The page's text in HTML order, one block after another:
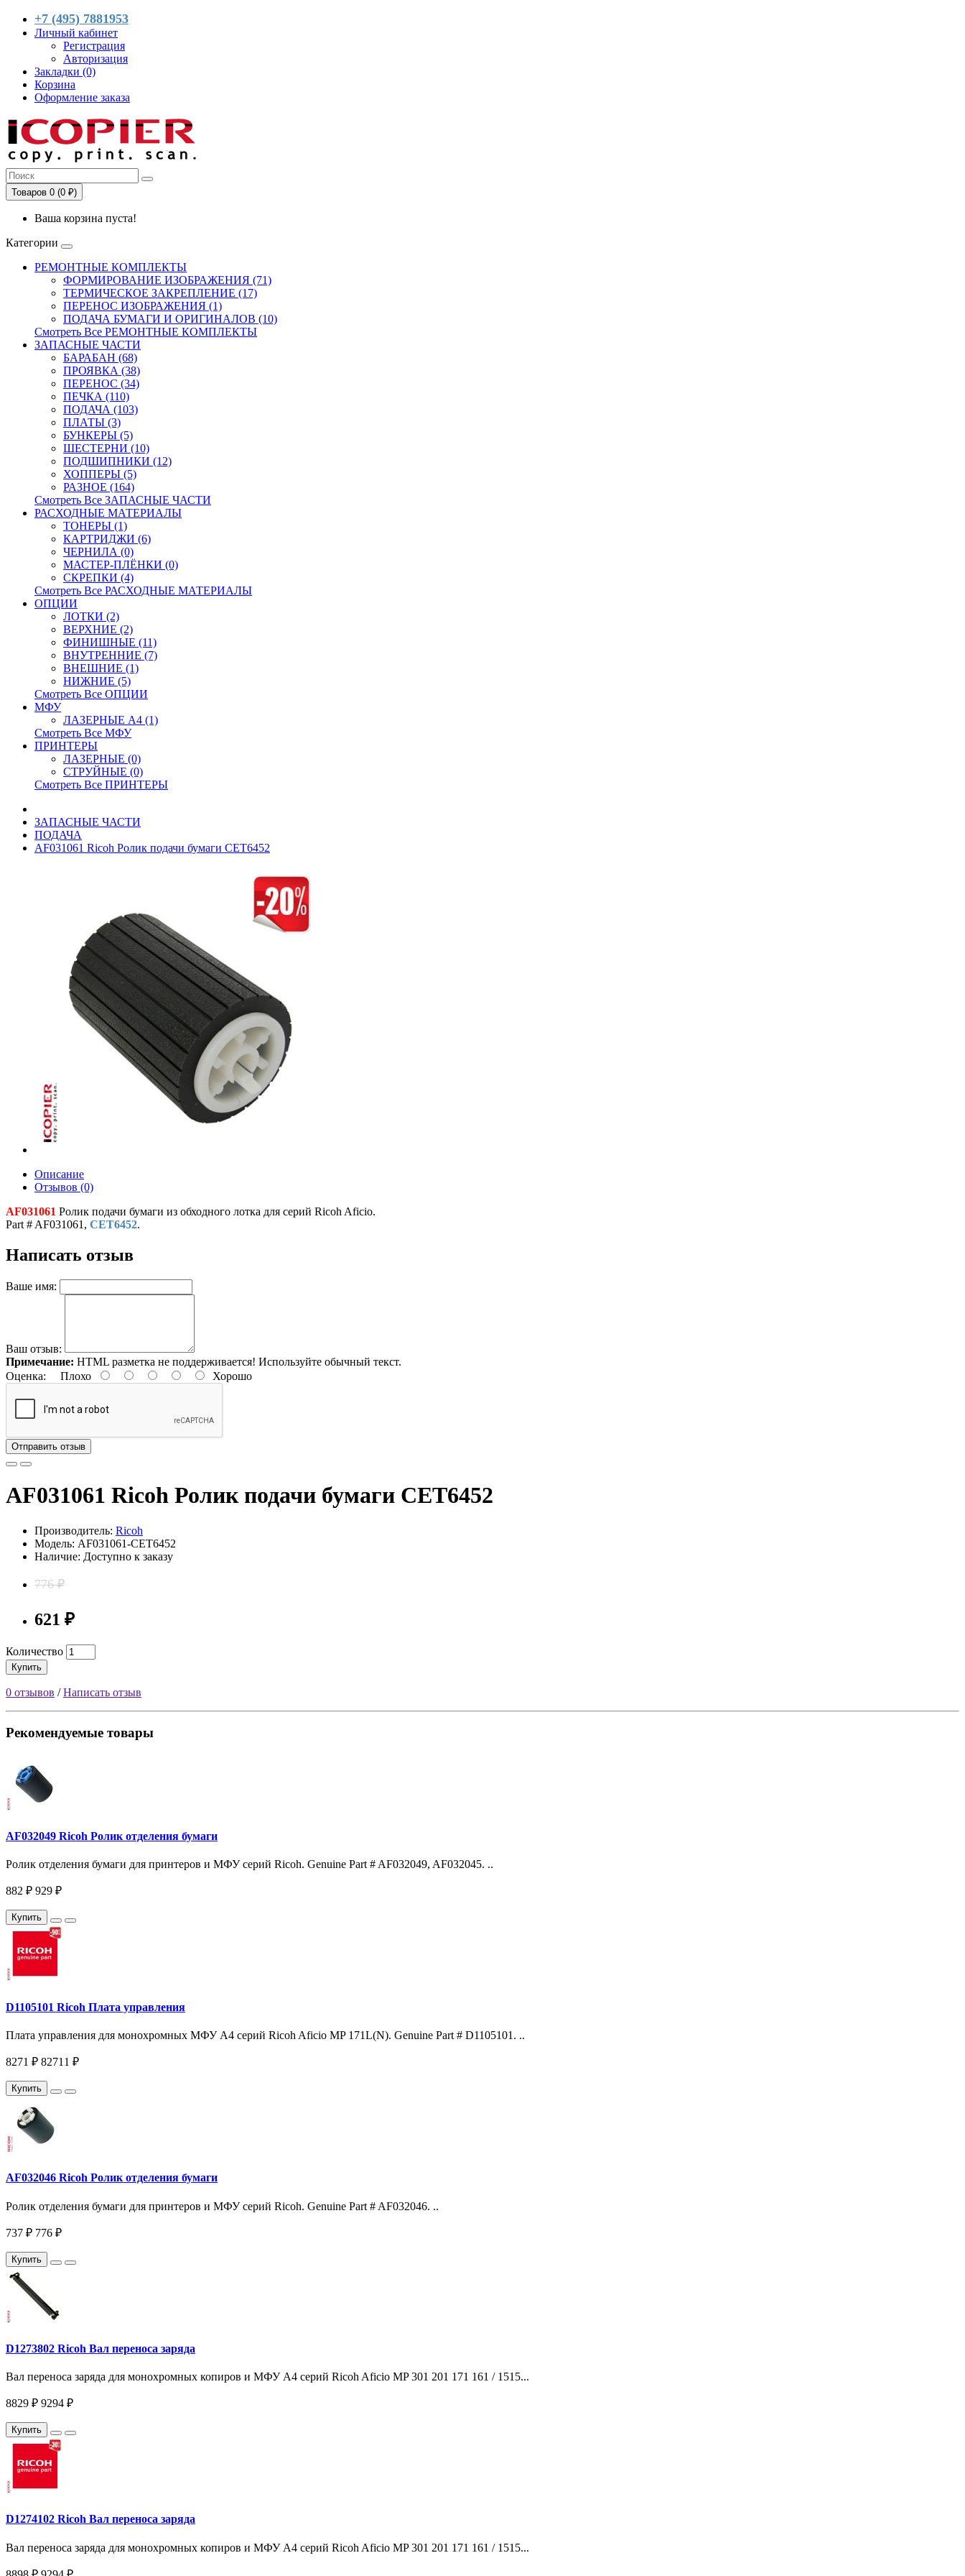
+7 (495) 7881953
Личный кабинет
Регистрация
Авторизация
Закладки (0)
Корзина
Оформление заказа
Товаров 0 (0 ₽)
Ваша корзина пуста!
Категории
РЕМОНТНЫЕ КОМПЛЕКТЫ
ФОРМИРОВАНИЕ ИЗОБРАЖЕНИЯ (71)
ТЕРМИЧЕСКОЕ ЗАКРЕПЛЕНИЕ (17)
ПЕРЕНОС ИЗОБРАЖЕНИЯ (1)
ПОДАЧА БУМАГИ И ОРИГИНАЛОВ (10)
Смотреть Все РЕМОНТНЫЕ КОМПЛЕКТЫ
ЗАПАСНЫЕ ЧАСТИ
БАРАБАН (68)
ПРОЯВКА (38)
ПЕРЕНОС (34)
ПЕЧКА (110)
ПОДАЧА (103)
ПЛАТЫ (3)
БУНКЕРЫ (5)
ШЕСТЕРНИ (10)
ПОДШИПНИКИ (12)
ХОППЕРЫ (5)
РАЗНОЕ (164)
Смотреть Все ЗАПАСНЫЕ ЧАСТИ
РАСХОДНЫЕ МАТЕРИАЛЫ
ТОНЕРЫ (1)
КАРТРИДЖИ (6)
ЧЕРНИЛА (0)
МАСТЕР-ПЛЁНКИ (0)
СКРЕПКИ (4)
Смотреть Все РАСХОДНЫЕ МАТЕРИАЛЫ
ОПЦИИ
ЛОТКИ (2)
ВЕРХНИЕ (2)
ФИНИШНЫЕ (11)
ВНУТРЕННИЕ (7)
ВНЕШНИЕ (1)
НИЖНИЕ (5)
Смотреть Все ОПЦИИ
МФУ
ЛАЗЕРНЫЕ A4 (1)
Смотреть Все МФУ
ПРИНТЕРЫ
ЛАЗЕРНЫЕ (0)
СТРУЙНЫЕ (0)
Смотреть Все ПРИНТЕРЫ
ЗАПАСНЫЕ ЧАСТИ
ПОДАЧА
AF031061 Ricoh Ролик подачи бумаги CET6452
Описание
Отзывов (0)
AF031061 Ролик подачи бумаги из обходного лотка для серий Ricoh Aficio.
Part # AF031061, CET6452.
Написать отзыв
Ваше имя:
Ваш отзыв:
Примечание: HTML разметка не поддерживается! Используйте обычный текст.
Оценка: Плохо Хорошо
Отправить отзыв
AF031061 Ricoh Ролик подачи бумаги CET6452
Производитель: Ricoh
Модель: AF031061-CET6452
Наличие: Доступно к заказу
776 ₽
621 ₽
Количество
Купить
0 отзывов /Написать отзыв
Рекомендуемые товары
AF032049 Ricoh Ролик отделения бумаги
Ролик отделения бумаги для принтеров и МФУ серий Ricoh. Genuine Part # AF032049, AF032045. ..
882 ₽ 929 ₽
Купить
D1105101 Ricoh Плата управления
Плата управления для монохромных МФУ A4 серий Ricoh Aficio MP 171L(N). Genuine Part # D1105101. ..
8271 ₽ 82711 ₽
Купить
AF032046 Ricoh Ролик отделения бумаги
Ролик отделения бумаги для принтеров и МФУ серий Ricoh. Genuine Part # AF032046. ..
737 ₽ 776 ₽
Купить
D1273802 Ricoh Вал переноса заряда
Вал переноса заряда для монохромных копиров и МФУ A4 серий Ricoh Aficio MP 301 201 171 161 / 1515...
8829 ₽ 9294 ₽
Купить
D1274102 Ricoh Вал переноса заряда
Вал переноса заряда для монохромных копиров и МФУ A4 серий Ricoh Aficio MP 301 201 171 161 / 1515...